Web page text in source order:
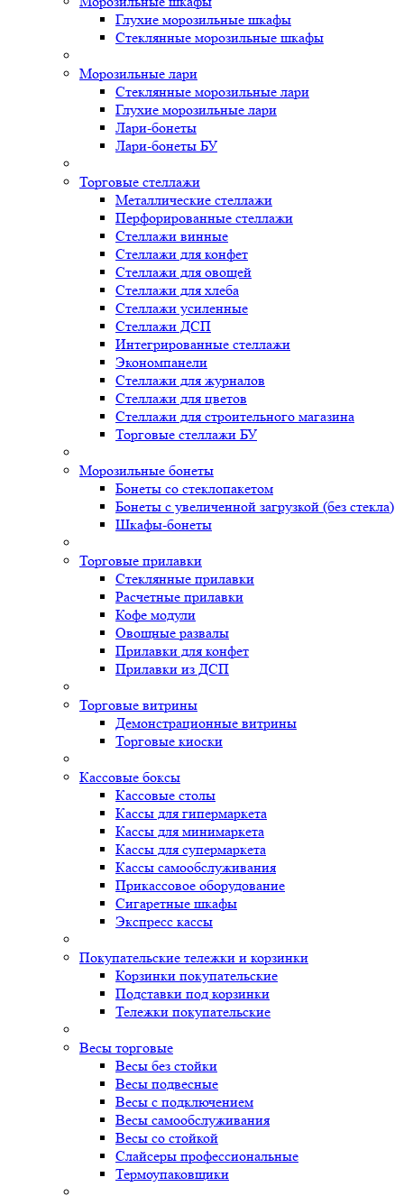
Глухие морозильные шкафы
Стеклянные морозильные шкафы
Морозильные лари
Стеклянные морозильные лари
Глухие морозильные лари
Лари-бонеты
Лари-бонеты БУ
Торговые стеллажи
Металлические стеллажи
Перфорированные стеллажи
Стеллажи винные
Стеллажи для конфет
Стеллажи для овощей
Стеллажи для хлеба
Стеллажи усиленные
Стеллажи ДСП
Интегрированные стеллажи
Экономпанели
Стеллажи для журналов
Стеллажи для цветов
Стеллажи для строительного магазина
Торговые стеллажи БУ
Морозильные бонеты
Бонеты со стеклопакетом
Бонеты с увеличенной загрузкой (без стекла)
Шкафы-бонеты
Торговые прилавки
Стеклянные прилавки
Расчетные прилавки
Кофе модули
Овощные развалы
Прилавки для конфет
Прилавки из ДСП
Торговые витрины
Демонстрационные витрины
Торговые киоски
Кассовые боксы
Кассовые столы
Кассы для гипермаркета
Кассы для минимаркета
Кассы для супермаркета
Кассы самообслуживания
Прикассовое оборудование
Сигаретные шкафы
Экспресс кассы
Покупательские тележки и корзинки
Корзинки покупательские
Подставки под корзинки
Тележки покупательские
Весы торговые
Весы без стойки
Весы подвесные
Весы с подключением
Весы самообслуживания
Весы со стойкой
Слайсеры профессиональные
Термоупаковщики